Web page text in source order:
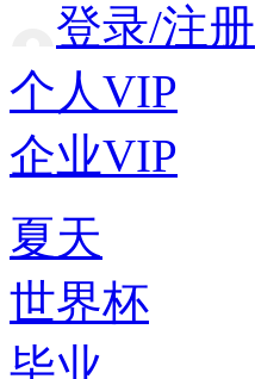
登录/注册
个人VIP
企业VIP
夏天
世界杯
毕业